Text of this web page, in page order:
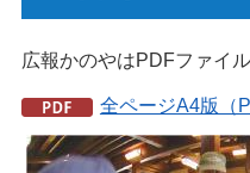
広報かのやはPDFファイ
全ページA4版（